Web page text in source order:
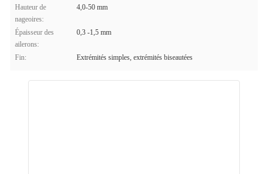
Hauteur de
nageoires:
4,0-50 mm
Épaisseur des
ailerons:
0,3 -1,5 mm
Fin: Extrémités simples, extrémités biseautées